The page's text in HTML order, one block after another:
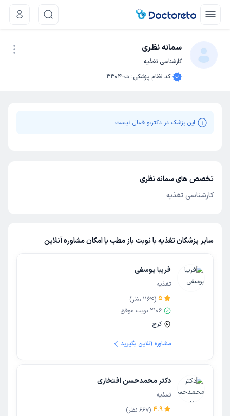
سمانه نظری
کارشناسی تغذیه
کد نظام پزشکی: ت-3304
این پزشک در دکترتو فعال نیست.
تخصص های سمانه نظری
کارشناسی تغذیه
سایر پزشکان تغذیه با نوبت باز مطب یا امکان مشاوره آنلاین
فریبا یوسفی
تغذیه
5
(
1164 نظر)
2106 نوبت موفق
کرج
مشاوره آنلاین بگیرید
دکتر محمدحسن افتخاری
تغذیه
4.9
(
667 نظر)